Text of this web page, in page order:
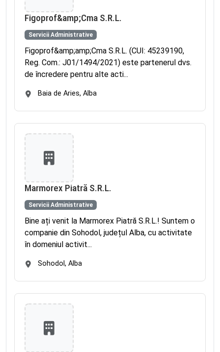
Figoprof&amp;Cma S.R.L.
Servicii Administrative
Figoprof&amp;amp;Cma S.R.L. (CUI: 45239190,
Reg. Com.: J01/1494/2021) este partenerul dvs.
de încredere pentru alte acti...
Baia de Aries, Alba
Marmorex Piatră S.R.L.
Servicii Administrative
Bine ați venit la Marmorex Piatră S.R.L.! Suntem o
companie din Sohodol, județul Alba, cu activitate
în domeniul activit...
Sohodol, Alba